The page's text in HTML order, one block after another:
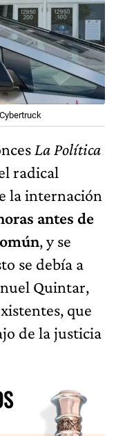
La Política
radical
la internación
antes de
, y se
se debía a
Quintar,
que
de la justicia